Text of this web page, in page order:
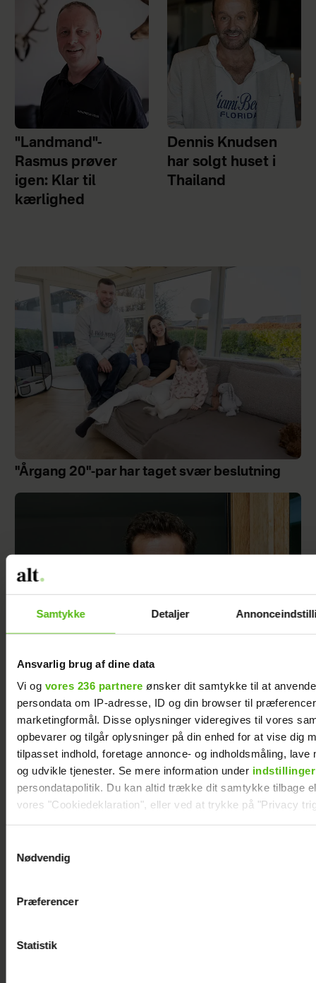
Samtykke Detaljer
Ansvarlig brug af dine data
Vi og vores 236 partnere ønsker dit samtykke til at
persondata om IP-adresse, ID og din browser til
marketingformål. Disse oplysninger videregives til vores
opbevarer og tilgår oplysninger på din enhed for at vise dig
tilpasset indhold, foretage annonce- og indholdsmåling, lave
og udvikle tjenester. Se mere information under indstillinger
persondatapolitik. Du kan altid trække dit samtykke tilbage
vores "Cookiedeklaration", eller ved at trykke på "Privacy
Vi anvender egne cookies og cookies fra tredjeparter til at
generere statistik og huske dine præferencer samt til brug
Nødvendig
Præferencer
Statistik
"Landmand"-
Rasmus prøver
igen: Klar til
kærlighed
Dennis Knudsen
har solgt huset i
Thailand
"Årgang 20"-par har taget svær beslutning
Nikolaj Lie Kaas rørt og taknemmelig: "Det
betyder noget helt særligt"
Sisse Sejr-Nørgaards krise: I bund økonomisk